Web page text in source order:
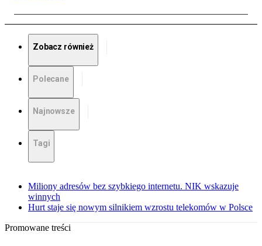
Zobacz również
Polecane
Najnowsze
Tagi
Miliony adresów bez szybkiego internetu. NIK wskazuje
winnych
Hurt staje się nowym silnikiem wzrostu telekomów w Polsce
Promowane treści